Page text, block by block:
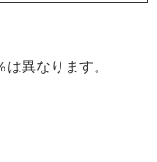
異なります。